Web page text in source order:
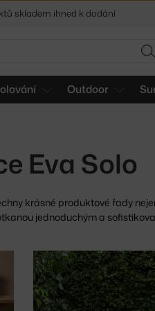
Outdoor
Eva Solo
krásné produktové řady
jednoduchým a
skladem ihned k dodání